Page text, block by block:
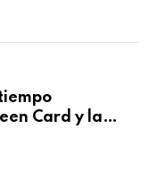
Card y la